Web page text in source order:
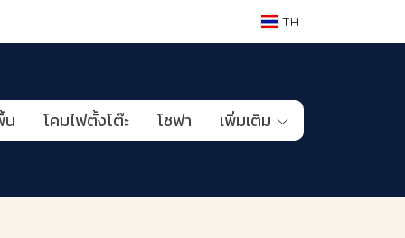
TH
น โคมไฟตั้งโต๊ะ โซฟา เพิ่มเติม